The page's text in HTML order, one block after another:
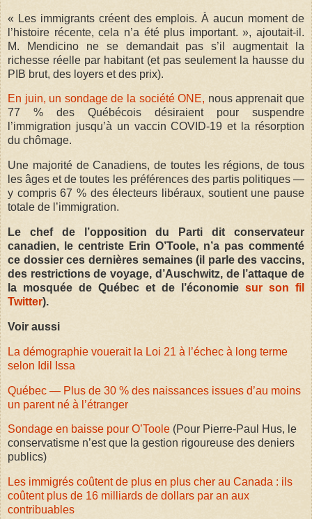
« Les immigrants créent des emplois. À aucun moment de
l’histoire récente, cela n’a été plus important. », ajoutait-il.
M. Mendicino ne se demandait pas s’il augmentait la
richesse réelle par habitant (et pas seulement la hausse du
PIB brut, des loyers et des prix).
En juin, un sondage de la société ONE, nous apprenait que
77 % des Québécois désiraient pour suspendre
l’immigration jusqu’à un vaccin COVID-19 et la résorption
du chômage.
Une majorité de Canadiens, de toutes les régions, de tous
les âges et de toutes les préférences des partis politiques —
y compris 67 % des électeurs libéraux, soutient une pause
totale de l’immigration.
Le chef de l’opposition du Parti dit conservateur
canadien, le centriste Erin O’Toole, n’a pas commenté
ce dossier ces dernières semaines (il parle des vaccins,
des restrictions de voyage, d’Auschwitz, de l’attaque de
la mosquée de Québec et de l’économie sur son fil
Twitter).
Voir aussi
La démographie vouerait la Loi 21 à l’échec à long terme
selon Idil Issa
Québec — Plus de 30 % des naissances issues d’au moins
un parent né à l’étranger
Sondage en baisse pour O’Toole (Pour Pierre-Paul Hus, le
conservatisme n’est que la gestion rigoureuse des deniers
publics)
Les immigrés coûtent de plus en plus cher au Canada : ils
coûtent plus de 16 milliards de dollars par an aux
contribuables